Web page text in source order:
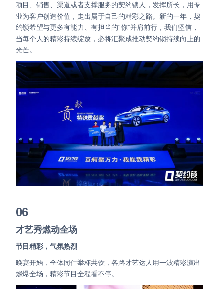
项目、销售、渠道或者支撑服务的契约锁人，发挥所长，用专
业为客户创造价值，走出属于自己的精彩之路。 新的一年，契
约锁希望与更多有能力、有担当的“你”并肩前行，我们坚信，
当每个人的精彩持续绽放，必将汇聚成推动契约锁持续向上的
光芒。
06
才艺秀燃动全场
节目精彩，气氛热烈
晚宴开始，全体同仁举杯共饮，各路才艺达人用一波精彩演出
燃爆全场，精彩节目全程看不停。